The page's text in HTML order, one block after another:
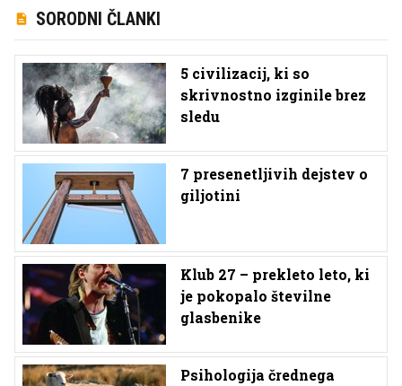
SORODNI ČLANKI
5 civilizacij, ki so
skrivnostno izginile brez
sledu
7 presenetljivih dejstev o
giljotini
Klub 27 – prekleto leto, ki
je pokopalo številne
glasbenike
Psihologija črednega